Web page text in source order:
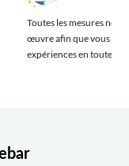
Toutes les mesures
œuvre afin que vous
expériences en toute